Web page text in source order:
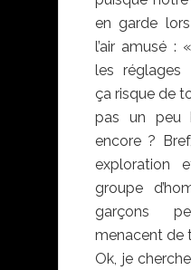
en garde
l’air amusé :
les réglages
ça risque de
pas un peu
encore ?
exploration
groupe
garçons
menacent de
Ok, je